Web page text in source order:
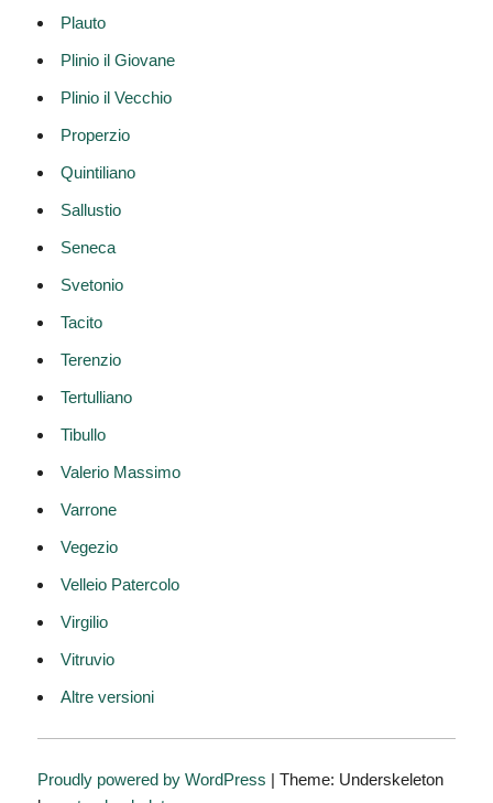
Plauto
Plinio il Giovane
Plinio il Vecchio
Properzio
Quintiliano
Sallustio
Seneca
Svetonio
Tacito
Terenzio
Tertulliano
Tibullo
Valerio Massimo
Varrone
Vegezio
Velleio Patercolo
Virgilio
Vitruvio
Altre versioni
Proudly powered by WordPress | Theme: Underskeleton